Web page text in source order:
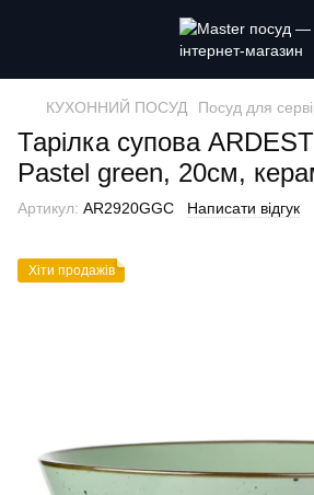
КУХОННИЙ ПОСУД Посуд для
Тарілка супова
Pastel green, 20см,
Артикул: AR2920GGC Написати відгук
Хіти продажiв